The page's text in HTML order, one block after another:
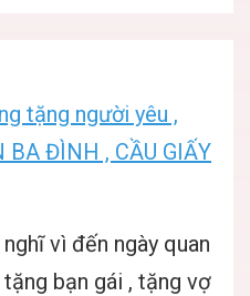
tặng người yêu ,
BA ĐÌNH , CẦU GIẤY
vì đến ngày quan
bạn gái , tặng vợ